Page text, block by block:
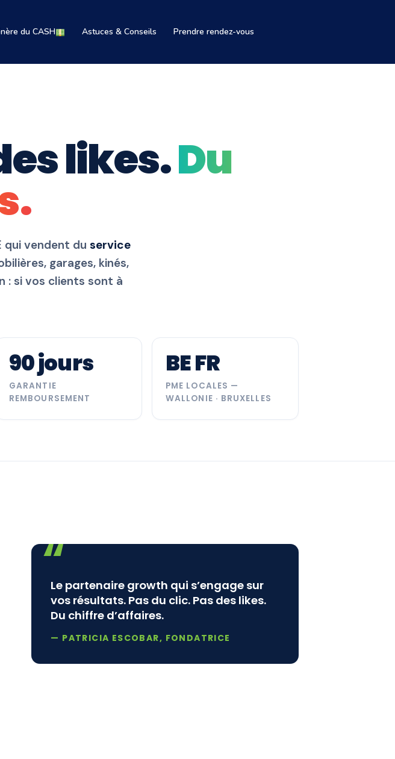
du CASH Astuces & Conseils Prendre rendez-vous
likes.Du
qui vendent du service
garages, kinés,
: si vos clients sont à
90 jours
GARANTIE
REMBOURSEMENT
BE FR
PME LOCALES —
WALLONIE · BRUXELLES
Le partenaire growth qui s’engage sur
vos résultats. Pas du clic. Pas des likes.
Du chiffre d’affaires.
— PATRICIA ESCOBAR, FONDATRICE